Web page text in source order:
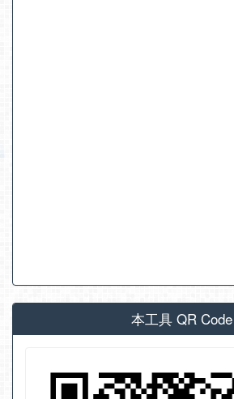
本工具 QR Code